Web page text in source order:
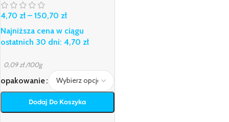
4,70 zł – 150,70 zł
Najniższa cena w ciągu
ostatnich 30 dni: 4,70 zł
0,09zł /100g
opakowanie
Dodaj Do Koszyka